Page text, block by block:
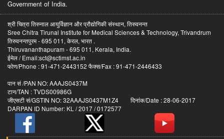
Government of India.
श्री चित्रा तिरुनाल आयुर्विज्ञान और प्रौद्योगिकी संस्थान, तिरुवनन्त
Sree Chitra Tirunal Institute for Medical Sciences & Technology, Trivandrum
तिरुवनन्तपुरम - 695 011, केरल, भारत .
Thiruvananthapuram - 695 011, Kerala, India.
ईमेल / Email:sct@sctimst.ac.in
फोण/Phone : 91-471-2443152 फैक्स/Fax : 91-471-2446433
पान सं /PAN NO: AAAJS0437M
टान/TAN : TVDS00986G
जीएसटी सं/GSTIN NO: 32AAAJS0437M1Z4 दिनांक/Date : 28-06-2017
DARPAN ID Number: KL / 2017 / 0172577